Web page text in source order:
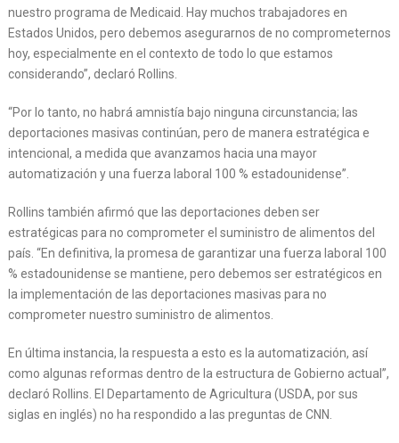
nuestro programa de Medicaid. Hay muchos trabajadores en
Estados Unidos, pero debemos asegurarnos de no comprometernos
hoy, especialmente en el contexto de todo lo que estamos
considerando”, declaró Rollins.
“Por lo tanto, no habrá amnistía bajo ninguna circunstancia; las
deportaciones masivas continúan, pero de manera estratégica e
intencional, a medida que avanzamos hacia una mayor
automatización y una fuerza laboral 100 % estadounidense”.
Rollins también afirmó que las deportaciones deben ser
estratégicas para no comprometer el suministro de alimentos del
país. “En definitiva, la promesa de garantizar una fuerza laboral 100
% estadounidense se mantiene, pero debemos ser estratégicos en
la implementación de las deportaciones masivas para no
comprometer nuestro suministro de alimentos.
En última instancia, la respuesta a esto es la automatización, así
como algunas reformas dentro de la estructura de Gobierno actual”,
declaró Rollins. El Departamento de Agricultura (USDA, por sus
siglas en inglés) no ha respondido a las preguntas de CNN.